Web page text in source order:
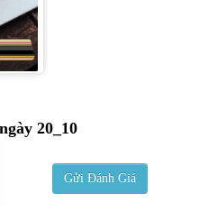
20_10
Gửi Đánh Giá